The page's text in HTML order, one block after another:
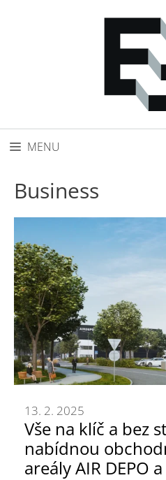
MENU
Business
Vše na klíč a bez
nabídnou
areály AIR DEPO
13. 2. 2025